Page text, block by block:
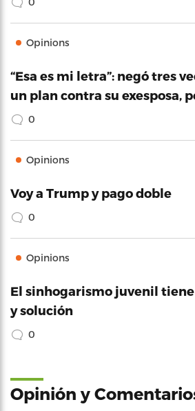
Opinions
“Esa es mi letra”: negó tres
un plan contra su exesposa,
0
Opinions
Voy a Trump y pago doble
0
Opinions
El sinhogarismo juvenil
y solución
0
Opinión y